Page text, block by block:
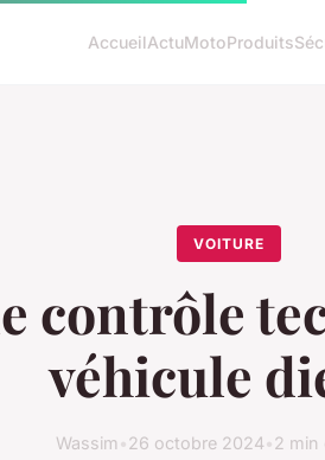
AccueilActuMotoProduits
VOITURE
contrôle
véhicule
Wassim•26 octobre 2024•2 min